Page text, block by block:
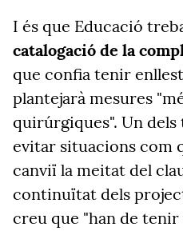
I és que Educació
catalogació de la
que confia tenir
plantejarà mesures
quirúrgiques". Un
evitar situacions com
canviï la meitat del
continuïtat dels
creu que "han de